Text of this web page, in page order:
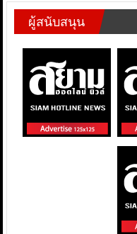
ผู้สนับสนุน